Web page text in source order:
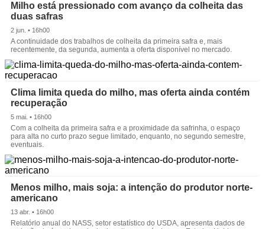
Milho está pressionado com avanço da colheita das
duas safras
2 jun. • 16h00
A continuidade dos trabalhos de colheita da primeira safra e, mais
recentemente, da segunda, aumenta a oferta disponível no mercado.
Clima limita queda do milho, mas oferta ainda contém
recuperação
5 mai. • 16h00
Com a colheita da primeira safra e a proximidade da safrinha, o espaço
para alta no curto prazo segue limitado, enquanto, no segundo semestre,
eventuais.
Menos milho, mais soja: a intenção do produtor norte-
americano
13 abr. • 16h00
Relatório anual do NASS, setor estatístico do USDA, apresenta dados de